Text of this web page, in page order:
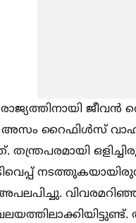
ജീവൻ
അസം റൈഫിള്‍സ്